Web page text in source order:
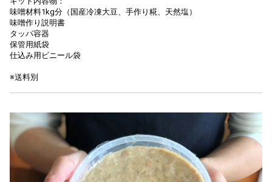
味噌材料1kg分（国産冷凍大豆、手作り糀、天然塩）
味噌作り説明書
タッパ容器
保管用紙袋
仕込み用ビニール袋
※送料別